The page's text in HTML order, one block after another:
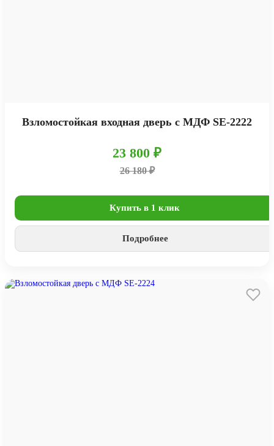
Взломостойкая входная дверь с МДФ SE-2222
23 800 ₽
26 180 ₽
Купить в 1 клик
Подробнее